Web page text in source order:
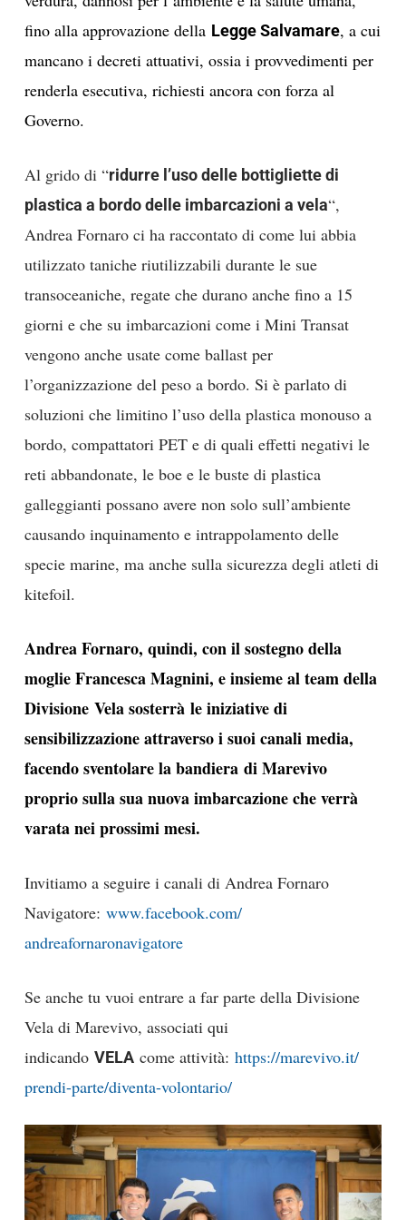
fino alla approvazione della Legge Salvamare, a cui
mancano i decreti attuativi, ossia i provvedimenti per
renderla esecutiva, richiesti ancora con forza al
Governo.
Al grido di “ridurre l’uso delle bottigliette di
plastica a bordo delle imbarcazioni a vela“,
Andrea Fornaro ci ha raccontato di come lui abbia
utilizzato taniche riutilizzabili durante le sue
transoceaniche, regate che durano anche fino a 15
giorni e che su imbarcazioni come i Mini Transat
vengono anche usate come ballast per
l’organizzazione del peso a bordo. Si è parlato di
soluzioni che limitino l’uso della plastica monouso a
bordo, compattatori PET e di quali effetti negativi le
reti abbandonate, le boe e le buste di plastica
galleggianti possano avere non solo sull’ambiente
causando inquinamento e intrappolamento delle
specie marine, ma anche sulla sicurezza degli atleti di
kitefoil.
Andrea Fornaro, quindi, con il sostegno della
moglie Francesca Magnini, e insieme al team della
Divisione Vela sosterrà le iniziative di
sensibilizzazione attraverso i suoi canali media,
facendo sventolare la bandiera di Marevivo
proprio sulla sua nuova imbarcazione che verrà
varata nei prossimi mesi.
Invitiamo a seguire i canali di Andrea Fornaro
Navigatore: www.facebook.com/
andreafornaronavigatore
Se anche tu vuoi entrare a far parte della Divisione
Vela di Marevivo, associati qui
indicando VELAcome attività: https://marevivo.it/
prendi-parte/diventa-volontario/